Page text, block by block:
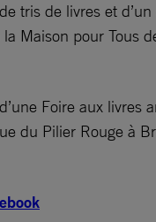
tris de livres et
Maison pour Tous
Foire aux livres
du Pilier Rouge à